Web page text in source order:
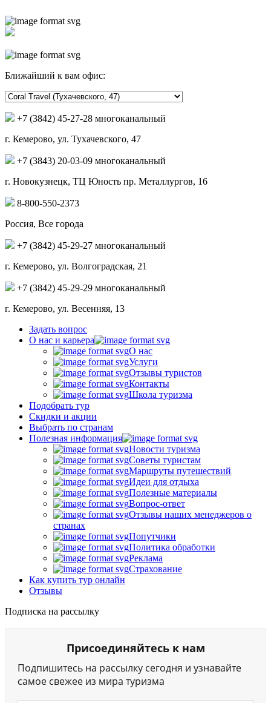
Ближайший к вам офис:
+7 (3842) 45-27-28 многоканальный
г. Кемерово, ул. Тухачевского, 47
+7 (3843) 20-03-09 многоканальный
г. Новокузнецк, ТЦ Юность пр. Металлургов, 16
8-800-550-2373
Россия, Все города
+7 (3842) 45-29-27 многоканальный
г. Кемерово, ул. Волгоградская, 21
+7 (3842) 45-29-29 многоканальный
г. Кемерово, ул. Весенняя, 13
Задать вопрос
О нас и карьера
О нас
Услуги
Отзывы туристов
Контакты
Школа туризма
Подобрать тур
Скидки и акции
Выбрать по странам
Полезная информация
Новости туризма
Советы туристам
Маршруты путешествий
Идеи для отдыха
Полезные материалы
Вопрос-ответ
Отзывы наших менеджеров о
странах
Попутчики
Политика обработки
Реклама
Страхование
Как купить тур онлайн
Отзывы
Подписка на рассылку
Присоединяйтесь к нам
Подпишитесь на рассылку сегодня и узнавайте
самое свежее из мира туризма